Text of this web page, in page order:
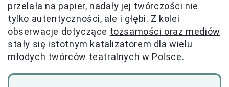
przelała na papier, nadały jej twórczości nie
tylko autentyczności, ale i głębi. Z kolei
obserwacje dotyczące tożsamości oraz mediów
stały się istotnym katalizatorem dla wielu
młodych twórców teatralnych w Polsce.